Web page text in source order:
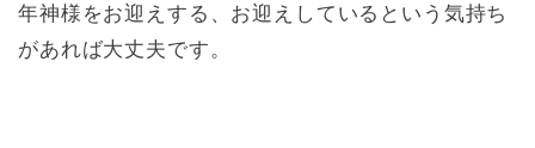
年神様をお迎えする、お迎えしているという気持ち
があれば大丈夫です。